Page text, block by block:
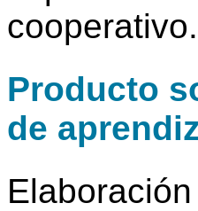
cooperativo.
Producto
de